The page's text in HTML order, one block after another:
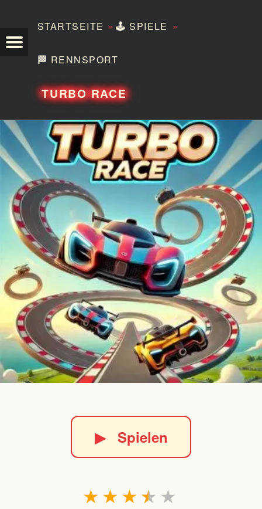
STARTSEITE »🕹️ SPIELE »
🏁 RENNSPORT
TURBO RACE
▶Spielen
★
★
★
★
★